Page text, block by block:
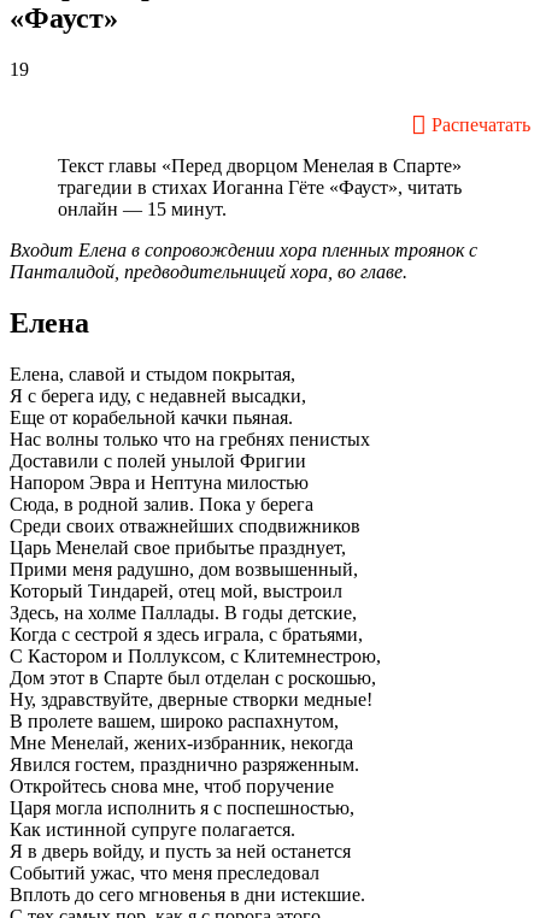
«Фауст»
19
Распечатать
Текст главы «Перед дворцом Менелая в Спарте»
трагедии в стихах Иоганна Гёте «Фауст», читать
онлайн — 15 минут.
Входит Елена в сопровождении хора пленных троянок с
Панталидой, предводительницей хора, во главе.
Елена
Елена, славой и стыдом покрытая,
Я с берега иду, с недавней высадки,
Еще от корабельной качки пьяная.
Нас волны только что на гребнях пенистых
Доставили с полей унылой Фригии
Напором Эвра и Нептуна милостью
Сюда, в родной залив. Пока у берега
Среди своих отважнейших сподвижников
Царь Менелай свое прибытье празднует,
Прими меня радушно, дом возвышенный,
Который Тиндарей, отец мой, выстроил
Здесь, на холме Паллады. В годы детские,
Когда с сестрой я здесь играла, с братьями,
С Кастором и Поллуксом, с Клитемнестрою,
Дом этот в Спарте был отделан с роскошью,
Ну, здравствуйте, дверные створки медные!
В пролете вашем, широко распахнутом,
Мне Менелай, жених-избранник, некогда
Явился гостем, празднично разряженным.
Откройтесь снова мне, чтоб поручение
Царя могла исполнить я с поспешностью,
Как истинной супруге полагается.
Я в дверь войду, и пусть за ней останется
Событий ужас, что меня преследовал
Вплоть до сего мгновенья в дни истекшие.